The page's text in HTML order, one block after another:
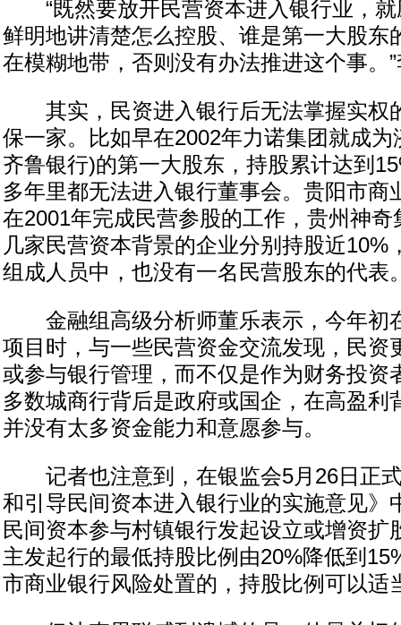
“既然要放开民营资本进入银行业，就
鲜明地讲清楚怎么控股、谁是第一大股东
在模糊地带，否则没有办法推进这个事。
其实，民资进入银行后无法掌握实权
保一家。比如早在2002年力诺集团就成
齐鲁银行)的第一大股东，持股累计达到
多年里都无法进入银行董事会。贵阳市商
在2001年完成民营参股的工作，贵州神
几家民营资本背景的企业分别持股近10%
组成人员中，也没有一名民营股东的代表
金融组高级分析师董乐表示，今年初
项目时，与一些民营资金交流发现，民资
或参与银行管理，而不仅是作为财务投资
多数城商行背后是政府或国企，在高盈利
并没有太多资金能力和意愿参与。
记者也注意到，在银监会5月26日正
和引导民间资本进入银行业的实施意见》
民间资本参与村镇银行发起设立或增资扩
主发起行的最低持股比例由20%降低到
市商业银行风险处置的，持股比例可以适